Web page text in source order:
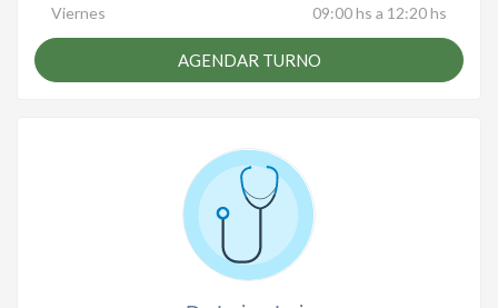
Viernes 09:00 hs a 12:20 hs
AGENDAR TURNO